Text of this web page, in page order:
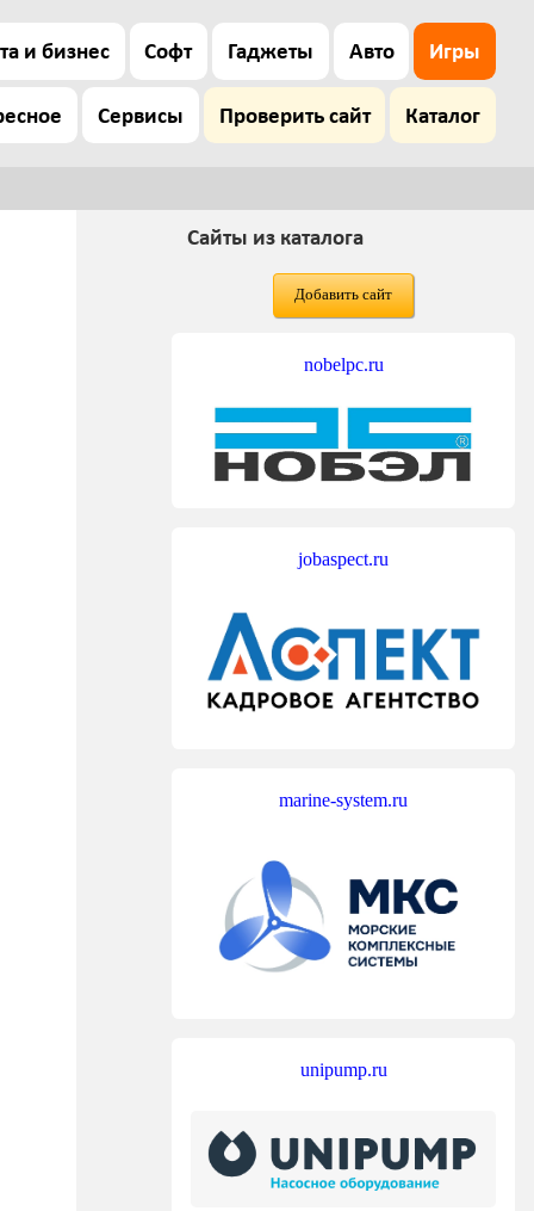
и бизнес Софт Гаджеты Авто Игры
Сервисы Проверить сайт Каталог
Сайты из каталога
Добавить сайт
nobelpc.ru
jobaspect.ru
marine-system.ru
unipump.ru